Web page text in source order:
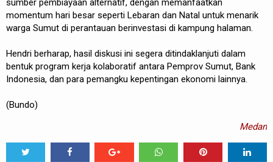
sumber pembiayaan alternatif, dengan memanfaatkan
momentum hari besar seperti Lebaran dan Natal untuk menarik
warga Sumut di perantauan berinvestasi di kampung halaman.
Hendri berharap, hasil diskusi ini segera ditindaklanjuti dalam
bentuk program kerja kolaboratif antara Pemprov Sumut, Bank
Indonesia, dan para pemangku kepentingan ekonomi lainnya.
(Bundo)
Medan